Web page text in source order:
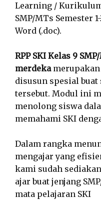
Learning /
SMP/MTs Semester
Word (.doc).
RPP SKI Kelas 9
merdekamerupakan
disusun spesial
tersebut. Modul ini
menolong siswa
memahami SKI
Dalam rangka
mengajar yang
kami sudah
ajar buat jenjang
mata pelajaran SKI